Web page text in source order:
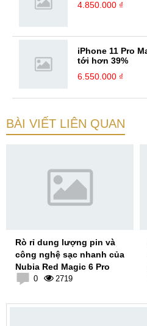
4.850.000 ₫
iPhone 11 Pro
tới hơn 39%
6.550.000 ₫
BÀI VIẾT LIÊN QUAN
Rò rỉ dung lượng pin và
công nghệ sạc nhanh của
Nubia Red Magic 6 Pro
0 2719